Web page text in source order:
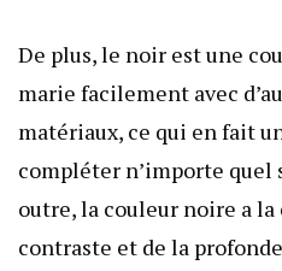
De plus, le noir est une
marie facilement avec
matériaux, ce qui en fait
compléter n’importe quel
outre, la couleur noire a la
contraste et de la